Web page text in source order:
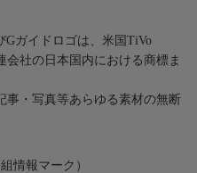
Gガイドロゴは、米国TiVo
会社の日本国内における商標ま
事・写真等あらゆる素材の無断
情報マーク）